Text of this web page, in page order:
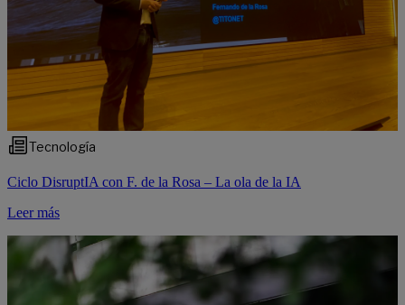
Tecnología
Ciclo DisruptIA con F. de la Rosa – La ola de la IA
Leer más